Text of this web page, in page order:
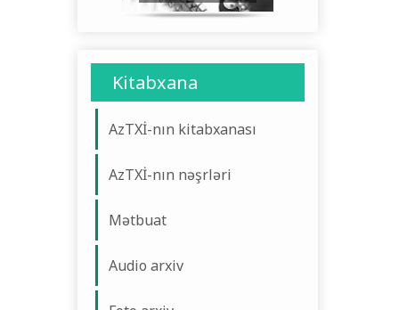
Kitabxana
AzTXİ-nın kitabxanası
AzTXİ-nın nəşrləri
Mətbuat
Audio arxiv